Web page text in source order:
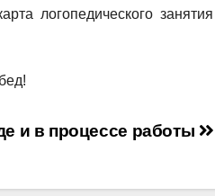
логопедического занятия
и в процессе работы